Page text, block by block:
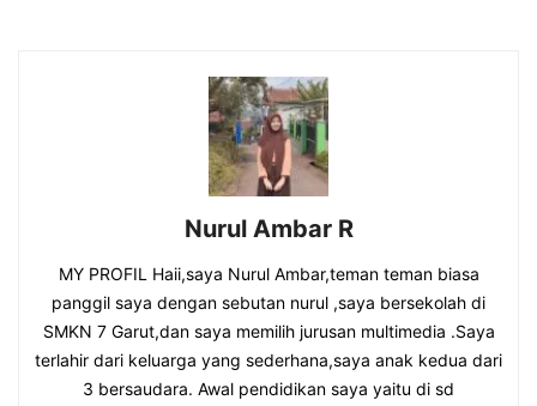
Nurul Ambar R
MY PROFIL Haii,saya Nurul Ambar,teman teman biasa
panggil saya dengan sebutan nurul ,saya bersekolah di
SMKN 7 Garut,dan saya memilih jurusan multimedia .Saya
terlahir dari keluarga yang sederhana,saya anak kedua dari
3 bersaudara. Awal pendidikan saya yaitu di sd